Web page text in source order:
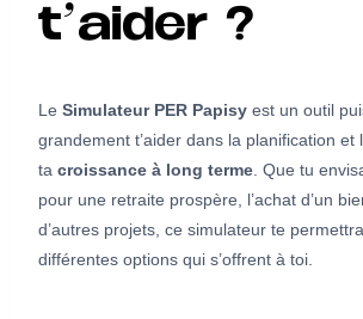
t’aider ?
Le Simulateur PER Papisy est un outil
grandement t’aider dans la planification et
ta croissance à long terme . Que tu
pour une retraite prospère, l’achat d’un
d’autres projets, ce simulateur te
différentes options qui s’offrent à toi.